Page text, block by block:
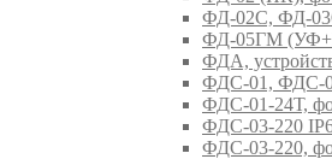
ФД-02С, ФД-
ФД-05ГМ
ФДА,
ФДС-01, ФДС-
ФДС-01-24Т,
ФДС-03-220
ФДС-03-220,